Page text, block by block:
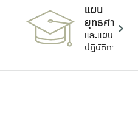
แผน
ยุทธศาสตร์
และแผน
ปฏิบัติการ